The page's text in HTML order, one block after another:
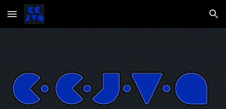
Skip to main content Skip to navigation